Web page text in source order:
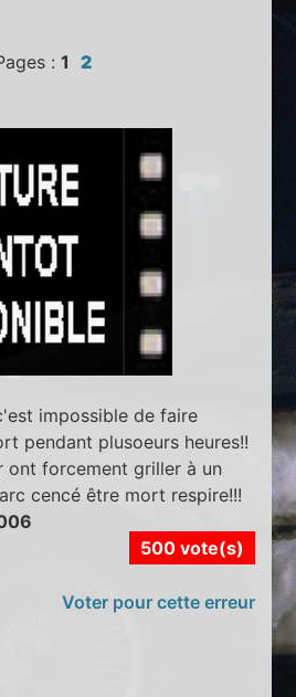
: 1 2
impossible de faire
pendant plusoeurs heures!!
ont forcement griller à un
cencé être mort respire!!!
500 vote(s)
Voter pour cette erreur